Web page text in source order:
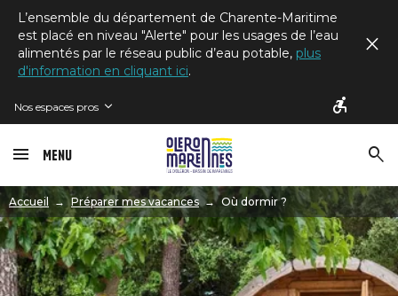
L’ensemble du département de Charente-Maritime
est placé en niveau "Alerte" pour les usages de l’eau
alimentés par le réseau public d’eau potable, plus
d'information en cliquant ici.
Nos espaces pros
Menu
Accueil Préparer mes vacances Où dormir ?
Image